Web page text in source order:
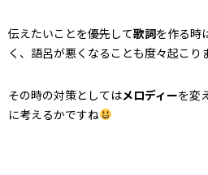
伝えたいことを優先して歌詞を作る時
く、語呂が悪くなることも度々起こり
その時の対策としてはメロディーを変
に考えるかですね